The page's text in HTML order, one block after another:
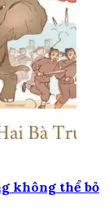
không thể bỏ